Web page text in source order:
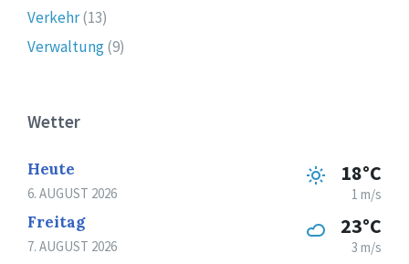
Verkehr(13)
Verwaltung(9)
Wetter
Heute
6. AUGUST 2026
18°C
1 m/s
Freitag
7. AUGUST 2026
23°C
3 m/s